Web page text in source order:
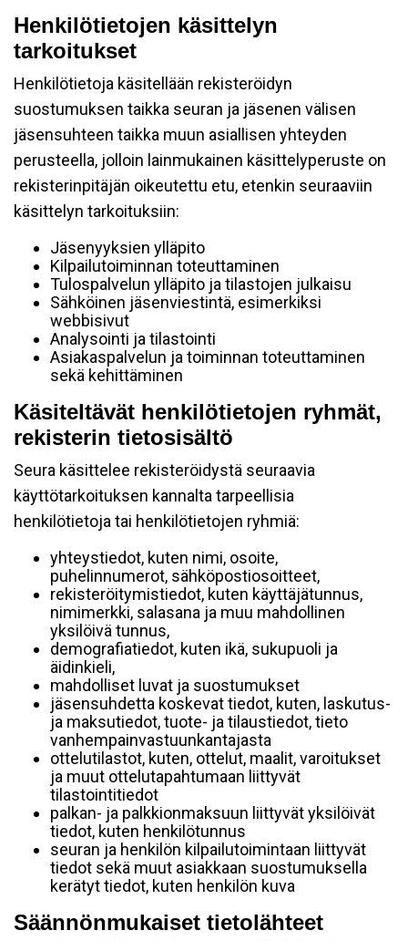
Henkilötietojen käsittelyn
tarkoitukset
Henkilötietoja käsitellään rekisteröidyn
suostumuksen taikka seuran ja jäsenen välisen
jäsensuhteen taikka muun asiallisen yhteyden
perusteella, jolloin lainmukainen käsittelyperuste on
rekisterinpitäjän oikeutettu etu, etenkin seuraaviin
käsittelyn tarkoituksiin:
Jäsenyyksien ylläpito
Kilpailutoiminnan toteuttaminen
Tulospalvelun ylläpito ja tilastojen julkaisu
Sähköinen jäsenviestintä, esimerkiksi
webbisivut
Analysointi ja tilastointi
Asiakaspalvelun ja toiminnan toteuttaminen
sekä kehittäminen
Käsiteltävät henkilötietojen ryhmät,
rekisterin tietosisältö
Seura käsittelee rekisteröidystä seuraavia
käyttötarkoituksen kannalta tarpeellisia
henkilötietoja tai henkilötietojen ryhmiä:
yhteystiedot, kuten nimi, osoite,
puhelinnumerot, sähköpostiosoitteet,
rekisteröitymistiedot, kuten käyttäjätunnus,
nimimerkki, salasana ja muu mahdollinen
yksilöivä tunnus,
demografiatiedot, kuten ikä, sukupuoli ja
äidinkieli,
mahdolliset luvat ja suostumukset
jäsensuhdetta koskevat tiedot, kuten, laskutus-
ja maksutiedot, tuote- ja tilaustiedot, tieto
vanhempainvastuunkantajasta
ottelutilastot, kuten, ottelut, maalit, varoitukset
ja muut ottelutapahtumaan liittyvät
tilastointitiedot
palkan- ja palkkionmaksuun liittyvät yksilöivät
tiedot, kuten henkilötunnus
seuran ja henkilön kilpailutoimintaan liittyvät
tiedot sekä muut asiakkaan suostumuksella
kerätyt tiedot, kuten henkilön kuva
Säännönmukaiset tietolähteet